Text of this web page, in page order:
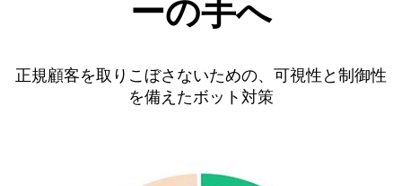
モニタリングとレポート
ビジター・エンゲージメント
お客様の声(英語)
教育機関
ホワイトペーパー
ウェビナー(英語)
ーの手へ
正規顧客を取りこぼさないための、可視性と制御性
を備えたボット対策